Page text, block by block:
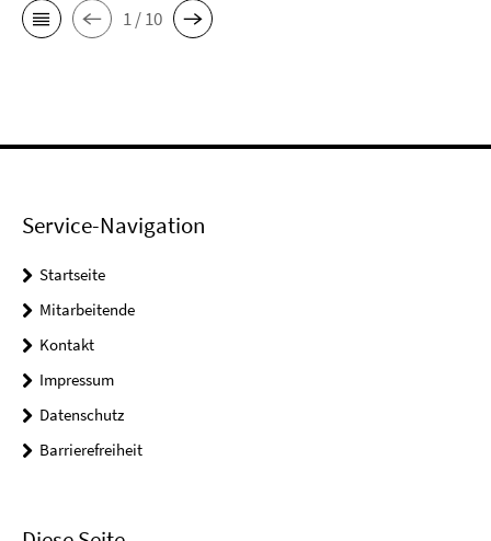
1 / 10
Service-Navigation
Startseite
Mitarbeitende
Kontakt
Impressum
Datenschutz
Barrierefreiheit